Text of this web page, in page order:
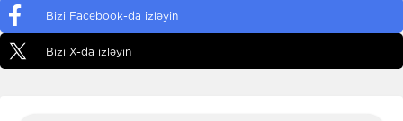
Bizi Facebook-da izləyin
Bizi X-da izləyin